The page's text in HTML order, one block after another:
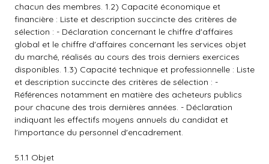
chacun des membres. 1.2) Capacité économique et
financière : Liste et description succincte des critères de
sélection : - Déclaration concernant le chiffre d'affaires
global et le chiffre d'affaires concernant les services objet
du marché, réalisés au cours des trois derniers exercices
disponibles. 1.3) Capacité technique et professionnelle : Liste
et description succincte des critères de sélection : -
Références notamment en matière des acheteurs publics
pour chacune des trois dernières années. - Déclaration
indiquant les effectifs moyens annuels du candidat et
l'importance du personnel d'encadrement.
5.1.1 Objet